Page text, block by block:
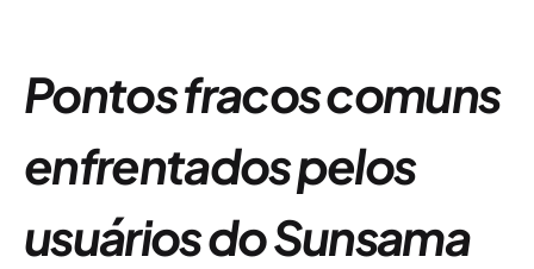
Pontos fracos comuns
enfrentados pelos
usuários do Sunsama